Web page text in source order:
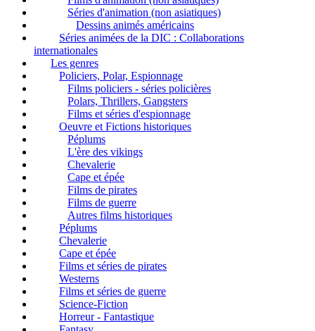
Séries d'animation (non asiatiques)
Dessins animés américains
Séries animées de la DIC : Collaborations
internationales
Les genres
Policiers, Polar, Espionnage
Films policiers - séries policières
Polars, Thrillers, Gangsters
Films et séries d'espionnage
Oeuvre et Fictions historiques
Péplums
L'ère des vikings
Chevalerie
Cape et épée
Films de pirates
Films de guerre
Autres films historiques
Péplums
Chevalerie
Cape et épée
Films et séries de pirates
Westerns
Films et séries de guerre
Science-Fiction
Horreur - Fantastique